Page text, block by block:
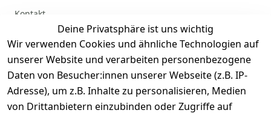
Deine Privatsphäre ist uns wichtig
Wir verwenden Cookies und ähnliche Technologien auf
unserer Website und verarbeiten personenbezogene
Daten von Besucher:innen unserer Webseite (z.B. IP-
Adresse), um z.B. Inhalte zu personalisieren, Medien
von Drittanbietern einzubinden oder Zugriffe auf
Kontakt
Registrieren
Zahlung und Versand